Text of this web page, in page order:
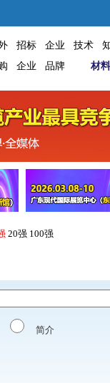
招标 企业 技术
企业 品牌 材料
20强 100强
简介